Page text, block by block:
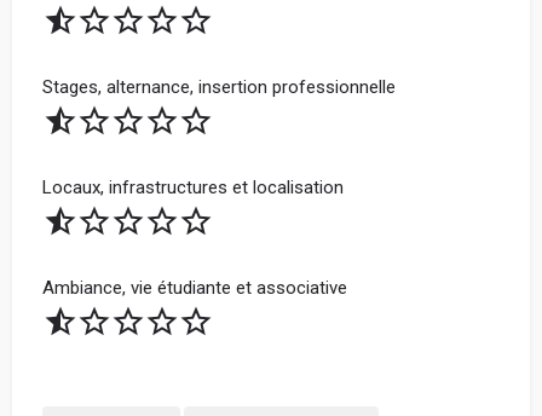
Stages, alternance, insertion professionnelle
Locaux, infrastructures et localisation
Ambiance, vie étudiante et associative